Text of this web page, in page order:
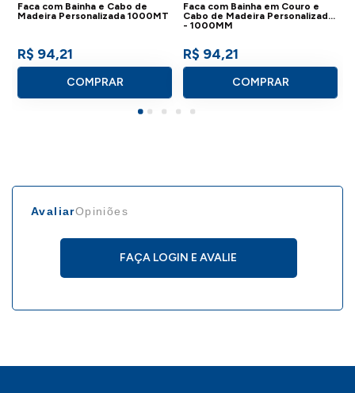
- Peso: 291g;
- Dimensões: 3x6x34cm.
Faca com Bainha e Cabo de
Madeira Personalizada 1000MT
R$ 94,21
COMPRAR
Faca com Bainha em Couro e
Cabo de Madeira Personalizada
- 1000MM
R$ 94,21
COMPRAR
AvaliarOpiniões
FAÇA LOGIN E AVALIE